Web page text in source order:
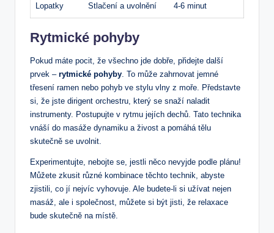
Lopatky Stlačení a uvolnění 4-6 minut
Rytmické pohyby
Pokud máte pocit, že všechno ⁣jde dobře, přidejte další
prvek – rytmické pohyby . To může zahrnovat jemné
třesení ramen nebo pohyb ve stylu ​vlny z moře. Představte
si, že ⁤jste dirigent orchestru, který se snaží naladit
instrumenty. ​Postupujte v ‌rytmu jejích dechů. Tato technika​
vnáší do masáže dynamiku a živost a⁢ pomáhá tělu
skutečně se uvolnit.
Experimentujte, nebojte se, jestli něco nevyjde podle plánu!
Můžete zkusit různé kombinace těchto technik, abyste
zjistili, co jí nejvíc vyhovuje. Ale budete-li ⁢si‌ užívat nejen
masáž, ale i společnost, můžete si být jisti, že relaxace
bude skutečně na místě.